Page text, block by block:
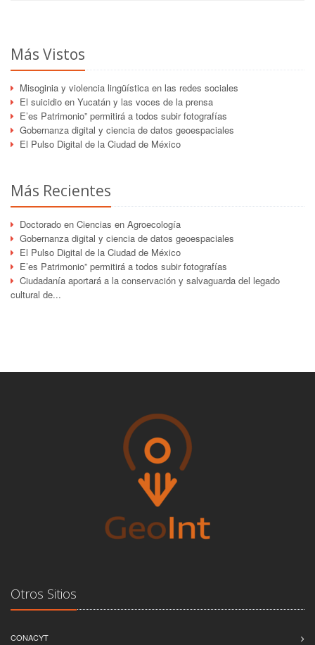
Más Vistos
Misoginia y violencia lingüística en las redes sociales
El suicidio en Yucatán y las voces de la prensa
E’es Patrimonio” permitirá a todos subir fotografías
Gobernanza digital y ciencia de datos geoespaciales
El Pulso Digital de la Ciudad de México
Más Recientes
Doctorado en Ciencias en Agroecología
Gobernanza digital y ciencia de datos geoespaciales
El Pulso Digital de la Ciudad de México
E’es Patrimonio” permitirá a todos subir fotografías
Ciudadanía aportará a la conservación y salvaguarda del legado
cultural de...
Otros Sitios
CONACYT